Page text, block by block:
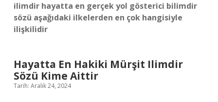
ilimdir hayatta en gerçek yol gösterici bilimdir
sözü aşağıdaki ilkelerden en çok hangisiyle
ilişkilidir
Hayatta En Hakiki Mürşit Ilimdir
Sözü Kime Aittir
Tarih: Aralık 24, 2024